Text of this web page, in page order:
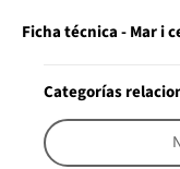
Ficha técnica - Mar i
Categorías